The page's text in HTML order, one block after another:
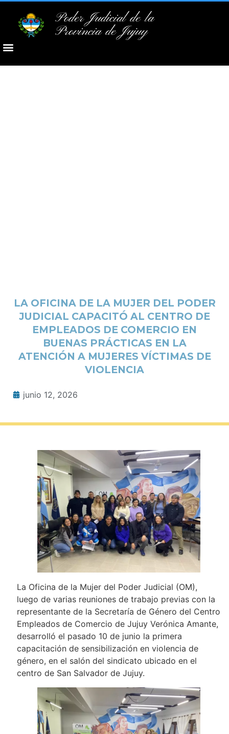
Poder Judicial de la
Provincia de Jujuy
LA OFICINA DE LA MUJER DEL PODER
JUDICIAL CAPACITÓ AL CENTRO DE
EMPLEADOS DE COMERCIO EN
BUENAS PRÁCTICAS EN LA
ATENCIÓN A MUJERES VÍCTIMAS DE
VIOLENCIA
junio 12, 2026
La Oficina de la Mujer del Poder Judicial (OM),
luego de varias reuniones de trabajo previas con la
representante de la Secretaría de Género del Centro
Empleados de Comercio de Jujuy Verónica Amante,
desarrolló el pasado 10 de junio la primera
capacitación de sensibilización en violencia de
género, en el salón del sindicato ubicado en el
centro de San Salvador de Jujuy.